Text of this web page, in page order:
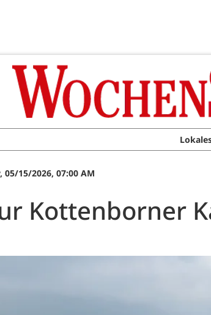
05/15/2026, 07:00 AM
Kottenborner